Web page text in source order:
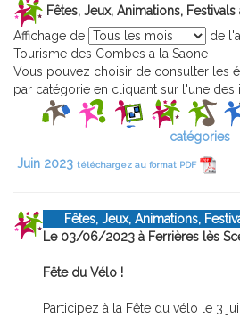
Fêtes, Jeux, Animations, Festivals
Affichage de
de
Tourisme des Combes a la Saone
Vous pouvez choisir de consulter les
par catégorie en cliquant sur l'une des
catégories
Juin 2023 téléchargez au format PDF
Fêtes, Jeux, Animations,
Le 03/06/2023 à Ferrières lès
Fête du Vélo !
Participez à la Fête du vélo le 3